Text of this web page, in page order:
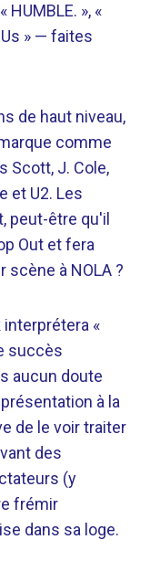
HUMBLE. », «
Us » — faites
de haut niveau,
comme
Scott, J. Cole,
et U2. Les
peut-être qu'il
Out et fera
scène à NOLA ?
«
succès
aucun doute
à la
de le voir traiter
des
(y
frémir
dans sa loge.